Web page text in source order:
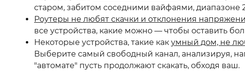
старом, забитом соседними вайфаями, диапазоне
Роутеры не любят скачки и отклонения
все устройства, какие можно — чтобы оставить
Некоторые устройства, такие как умный дом, не
Выберите самый свободный канал, анализируя,
"автомате" пусть продолжают скакать, обходя ваш.